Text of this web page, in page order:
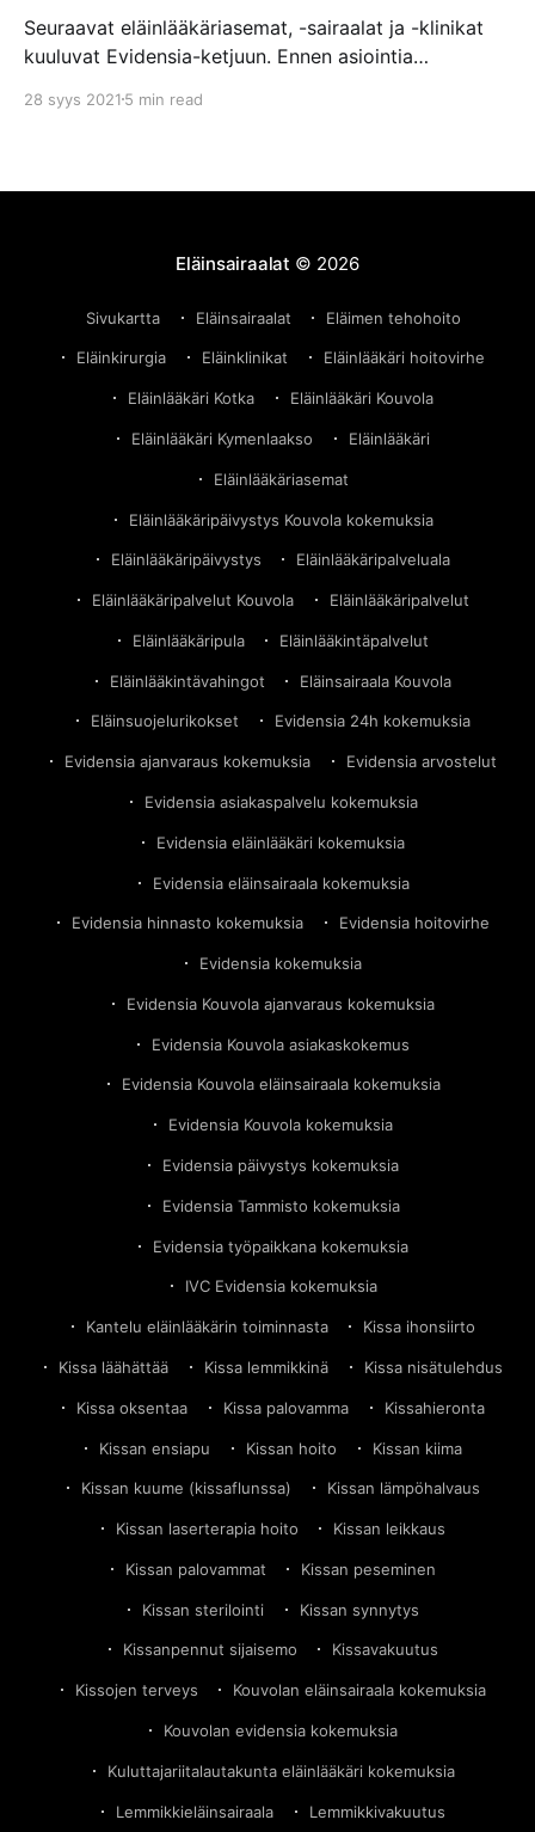
Seuraavat eläinlääkäriasemat, -sairaalat ja -klinikat
kuuluvat Evidensia-ketjuun. Ennen asiointia
asiakkaiden kokemuksia ja arvosteluita. Lisäksi
esimerkiksi lukemalla tämän järkyttävän
asiakkaan kissan. Lu
28 syys 2021 5 min read
Eläinsairaalat © 2026
Sivukartta Eläinsairaalat Eläimen tehohoito
Eläinkirurgia Eläinklinikat Eläinlääkäri hoitovirhe
Eläinlääkäri Kotka Eläinlääkäri Kouvola
Eläinlääkäri Kymenlaakso Eläinlääkäri
Eläinlääkäriasemat
Eläinlääkäripäivystys Kouvola kokemuksia
Eläinlääkäripäivystys Eläinlääkäripalveluala
Eläinlääkäripalvelut Kouvola Eläinlääkäripalvelut
Eläinlääkäripula Eläinlääkintäpalvelut
Eläinlääkintävahingot Eläinsairaala Kouvola
Eläinsuojelurikokset Evidensia 24h kokemuksia
Evidensia ajanvaraus kokemuksia Evidensia arvostelut
Evidensia asiakaspalvelu kokemuksia
Evidensia eläinlääkäri kokemuksia
Evidensia eläinsairaala kokemuksia
Evidensia hinnasto kokemuksia Evidensia hoitovirhe
Evidensia kokemuksia
Evidensia Kouvola ajanvaraus kokemuksia
Evidensia Kouvola asiakaskokemus
Evidensia Kouvola eläinsairaala kokemuksia
Evidensia Kouvola kokemuksia
Evidensia päivystys kokemuksia
Evidensia Tammisto kokemuksia
Evidensia työpaikkana kokemuksia
IVC Evidensia kokemuksia
Kantelu eläinlääkärin toiminnasta Kissa ihonsiirto
Kissa läähättää Kissa lemmikkinä Kissa nisätulehdus
Kissa oksentaa Kissa palovamma Kissahieronta
Kissan ensiapu Kissan hoito Kissan kiima
Kissan kuume (kissaflunssa) Kissan lämpöhalvaus
Kissan laserterapia hoito Kissan leikkaus
Kissan palovammat Kissan peseminen
Kissan sterilointi Kissan synnytys
Kissanpennut sijaisemo Kissavakuutus
Kissojen terveys Kouvolan eläinsairaala kokemuksia
Kouvolan evidensia kokemuksia
Kuluttajariitalautakunta eläinlääkäri kokemuksia
Lemmikkieläinsairaala Lemmikkivakuutus